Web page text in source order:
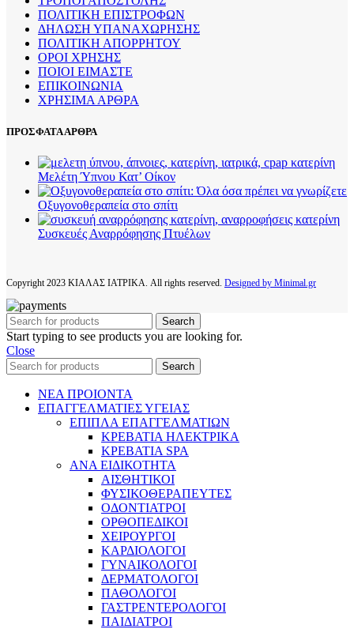
ΠΟΛΙΤΙΚΗ ΕΠΙΣΤΡΟΦΩΝ
ΔΗΛΩΣΗ ΥΠΑΝΑΧΩΡΗΣΗΣ
ΠΟΛΙΤΙΚΗ ΑΠΟΡΡΗΤΟΥ
ΟΡΟΙ ΧΡΗΣΗΣ
ΠΟΙΟΙ ΕΙΜΑΣΤΕ
ΕΠΙΚΟΙΝΩΝΙΑ
ΧΡΗΣΙΜΑ ΑΡΘΡΑ
ΠΡΟΣΦΑΤΑ ΑΡΘΡΑ
Μελέτη Ύπνου Κατ’ Οίκον
Οξυγονοθεραπεία στο σπίτι
Συσκευές Αναρρόφησης Πτυέλων
Copyright 2023 ΚΙΑΛΑΣ ΙΑΤΡΙΚΑ. All rights reserved. Designed by Minimal.gr
Search
Start typing to see products you are looking for.
Close
Search
ΝΕΑ ΠΡΟΙΟΝΤΑ
ΕΠΑΓΓΕΛΜΑΤΙΕΣ ΥΓΕΙΑΣ
ΕΠΙΠΛΑ ΕΠΑΓΓΕΛΜΑΤΙΩΝ
ΚΡΕΒΑΤΙΑ ΗΛΕΚΤΡΙΚΑ
ΚΡΕΒΑΤΙΑ SPA
ΑΝΑ ΕΙΔΙΚΟΤΗΤΑ
ΑΙΣΘΗΤΙΚΟΙ
ΦΥΣΙΚΟΘΕΡΑΠΕΥΤΕΣ
ΟΔΟΝΤΙΑΤΡΟΙ
ΟΡΘΟΠΕΔΙΚΟΙ
ΧΕΙΡΟΥΡΓΟΙ
ΚΑΡΔΙΟΛΟΓΟΙ
ΓΥΝΑΙΚΟΛΟΓΟΙ
ΔΕΡΜΑΤΟΛΟΓΟΙ
ΠΑΘΟΛΟΓΟΙ
ΓΑΣΤΡΕΝΤΕΡΟΛΟΓΟΙ
ΠΑΙΔΙΑΤΡΟΙ